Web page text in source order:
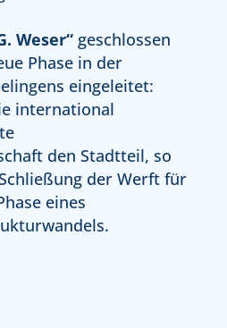
Weser“geschlossen
Phase in der
eingeleitet:
international
den Stadtteil, so
der Werft für
eines